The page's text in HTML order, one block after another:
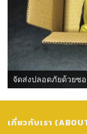
จัดส่งปลอดภัยด้วยซ
เกี่ยวกับเรา